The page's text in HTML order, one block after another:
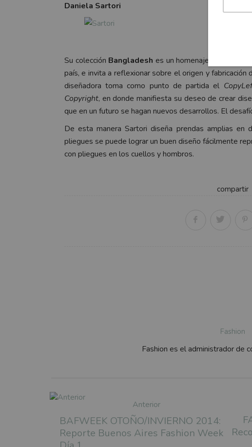
Daniela Sartori
Su colección Bangladesh es un homenaje a la mayor
país, e invita a reflexionar sobre el origen y
diseñadora toma como punto de partida el
Copyright, en donde manifiesta su deseo de crear
que en un futuro se hagan nuevos desarrollos. El
De esta manera Sartori diseña prendas amplias
pliegues se puede lograr un buen diseño fácilmente
con pliegues en los cuellos y hombros.
compartir
Fashion
Fashion es el administrador de
Anterior
BAFWEEK OTOÑO/INVIERNO 2014:
Reporte Buenos Aires Fashion Week